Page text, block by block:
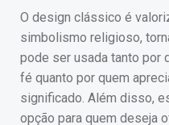
O design clássico é
simbolismo religioso,
pode ser usada tanto por
fé quanto por quem
significado. Além disso,
opção para quem deseja